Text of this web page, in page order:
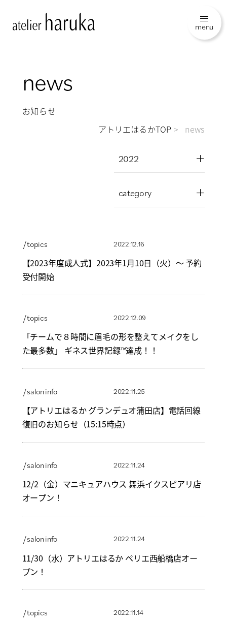
menu
news
お知らせ
アトリエはるかTOP
news
2022
category
/ topics 2022.12.16
【2023年度成人式】2023年1月10日（火）～ 予約
受付開始
/ topics 2022.12.09
「チームで８時間に眉毛の形を整えてメイクをし
た最多数」 ギネス世界記録™達成！！
/ salon info 2022.11.25
【アトリエはるか グランデュオ蒲田店】電話回線
復旧のお知らせ（15:15時点）
/ salon info 2022.11.24
12/2（金）マニキュアハウス 舞浜イクスピアリ店
オープン！
/ salon info 2022.11.24
11/30（水）アトリエはるか ペリエ西船橋店オー
プン！
/ topics 2022.11.14